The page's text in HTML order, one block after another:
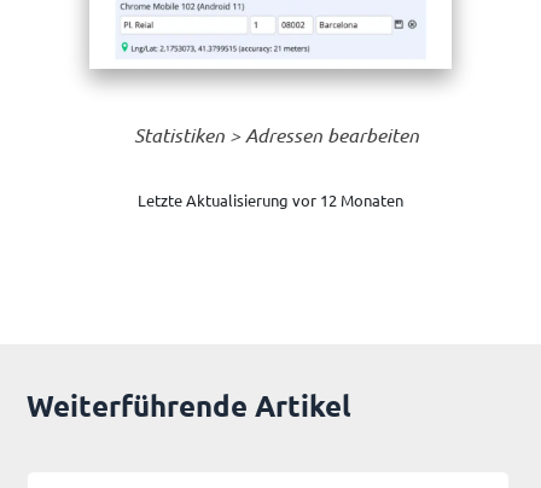
Statistiken > Adressen bearbeiten
Letzte Aktualisierung vor 12 Monaten
Weiterführende Artikel